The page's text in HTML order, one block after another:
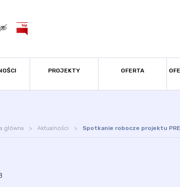
PROJEKTY OFERTA
główna Aktualności Spotkanie robocze projektu